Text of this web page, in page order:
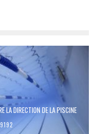
LA DIRECTION DE LA PISCINE
9192